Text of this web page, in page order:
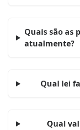
Quais são as
atualmente?
Qual lei
Qual